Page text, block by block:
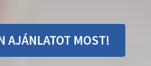
AJÁNLATOT MOST!